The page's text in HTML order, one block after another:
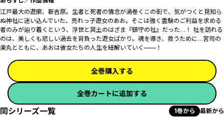
江戸最大の遊廓、新吉原。生者と死者の情念が渦巻くこの街で、気がつくと見知ら
ぬ神社に迷い込んでいた、売れっ子遊女のあお。そこは強く霊験のご利益を求める
者のみが辿り着くという、浮世と冥土のはざま『鎮守の社』だった…！ 社を訪れる
のは、美しくも悲しい過去を背負った遊女ばかり。魂を導き、救うために…宮司の
楽丸とともに、あおは彼女たちの人生を紐解いていく——！
全巻購入する
全巻カートに追加する
同シリーズ一覧 1巻から 最新から